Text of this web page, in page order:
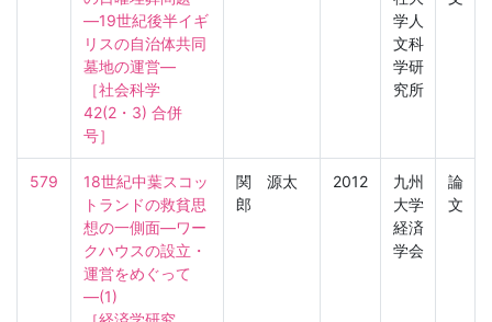
―19世紀後半イギ
リスの自治体共同
墓地の運営―
［社会科学
42(2・3) 合併
号］
学人
文科
学研
究所
579
18世紀中葉スコッ
トランドの救貧思
想の一側面―ワー
クハウスの設立・
運営をめぐって
―(1)
関 源太
郎
2012
九州
大学
経済
学会
論
文